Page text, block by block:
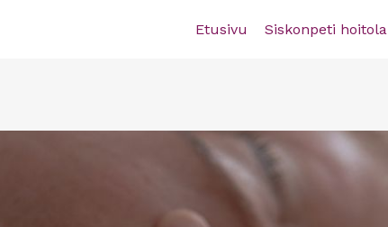
Etusivu Siskonpeti hoitola